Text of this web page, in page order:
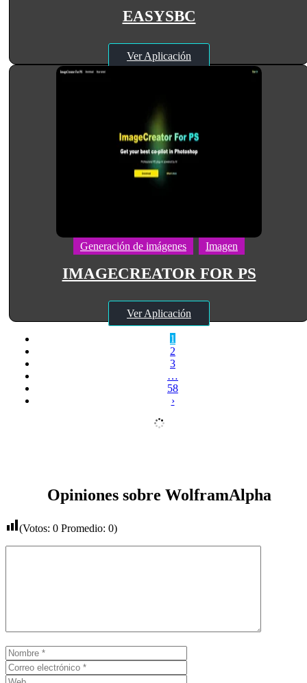
EASYSBC
Ver Aplicación
Generación de imágenes Imagen
IMAGECREATOR FOR PS
Ver Aplicación
1
2
3
…
58
›
Opiniones sobre WolframAlpha
(Votos: 0 Promedio: 0)
Nombre
electrónico